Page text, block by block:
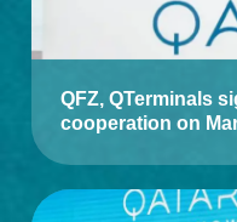
QFZ, QTerminals
cooperation on